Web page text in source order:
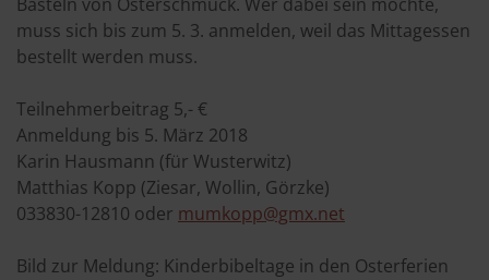
muss sich bis zum 5. 3. anmelden, weil das Mittagessen
bestellt werden muss.
Teilnehmerbeitrag 5,- €
Anmeldung bis 5. März 2018
Karin Hausmann (für Wusterwitz)
Matthias Kopp (Ziesar, Wollin, Görzke)
033830-12810 oder mumkopp@gmx.net
Bild zur Meldung: Kinderbibeltage in den Osterferien